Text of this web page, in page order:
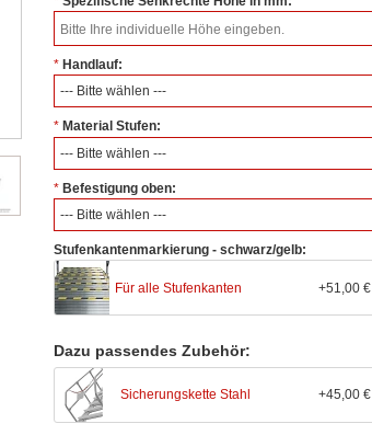
* Handlauf:
--- Bitte wählen ---
* Material Stufen:
--- Bitte wählen ---
* Befestigung oben:
--- Bitte wählen ---
Stufenkantenmarkierung - schwarz/gelb:
Für alle Stufenkanten +51,00 €
Dazu passendes Zubehör:
Sicherungskette Stahl +45,00 €